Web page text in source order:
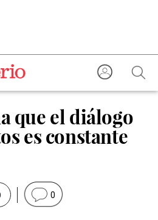
que el diálogo
es constante
0